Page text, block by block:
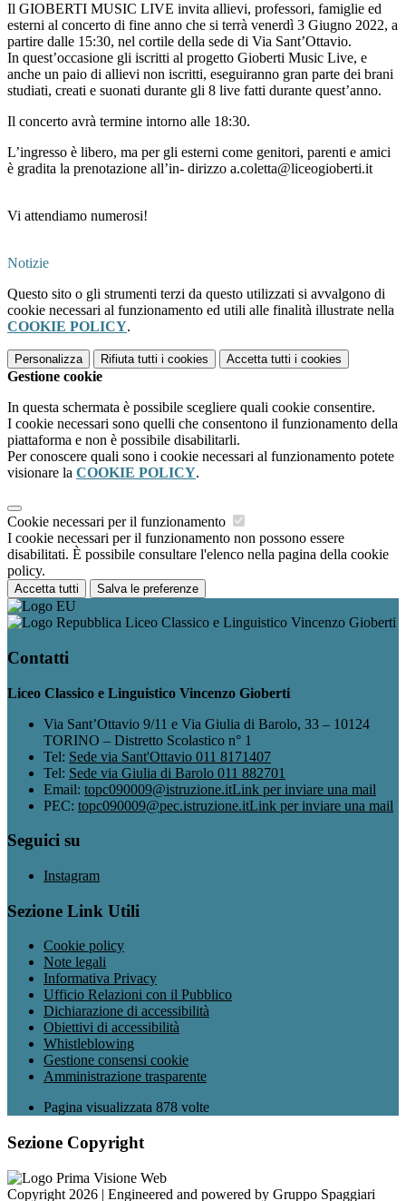
Il GIOBERTI MUSIC LIVE invita allievi, professori, famiglie ed
esterni al concerto di fine anno che si terrà venerdì 3 Giugno 2022, a
partire dalle 15:30, nel cortile della sede di Via Sant’Ottavio.
In quest’occasione gli iscritti al progetto Gioberti Music Live, e
anche un paio di allievi non iscritti, eseguiranno gran parte dei brani
studiati, creati e suonati durante gli 8 live fatti durante quest’anno.
Il concerto avrà termine intorno alle 18:30.
L’ingresso è libero, ma per gli esterni come genitori, parenti e amici
è gradita la prenotazione all’in- dirizzo a.coletta@liceogioberti.it
Vi attendiamo numerosi!
Notizie
Questo sito o gli strumenti terzi da questo utilizzati si avvalgono di
cookie necessari al funzionamento ed utili alle finalità illustrate nella
COOKIE POLICY.
Personalizza Rifiuta tutti i cookies Accetta tutti i cookies
Gestione cookie
In questa schermata è possibile scegliere quali cookie consentire.
I cookie necessari sono quelli che consentono il funzionamento della
piattaforma e non è possibile disabilitarli.
Per conoscere quali sono i cookie necessari al funzionamento potete
visionare la COOKIE POLICY.
Cookie necessari per il funzionamento
I cookie necessari per il funzionamento non possono essere
disabilitati. È possibile consultare l'elenco nella pagina della cookie
policy.
Accetta tutti Salva le preferenze
Liceo Classico e Linguistico Vincenzo Gioberti
Contatti
Liceo Classico e Linguistico Vincenzo Gioberti
Via Sant’Ottavio 9/11 e Via Giulia di Barolo, 33 – 10124
TORINO – Distretto Scolastico n° 1
Tel: Sede via Sant'Ottavio 011 8171407
Tel: Sede via Giulia di Barolo 011 882701
Email: topc090009@istruzione.itLink per inviare una mail
PEC: topc090009@pec.istruzione.itLink per inviare una mail
Seguici su
Instagram
Sezione Link Utili
Cookie policy
Note legali
Informativa Privacy
Ufficio Relazioni con il Pubblico
Dichiarazione di accessibilità
Obiettivi di accessibilità
Whistleblowing
Gestione consensi cookie
Amministrazione trasparente
Pagina visualizzata 878 volte
Sezione Copyright
Copyright 2026 | Engineered and powered by Gruppo Spaggiari